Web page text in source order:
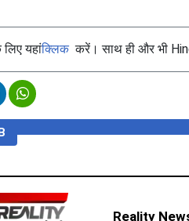
यहांक्लिककरें। साथ ही और भी
Reality